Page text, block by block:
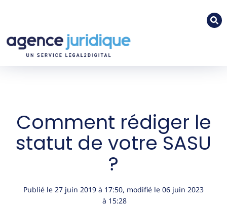
Comment rédiger le
statut de votre SASU
?
Publié le 27 juin 2019 à 17:50, modifié le 06 juin 2023
à 15:28